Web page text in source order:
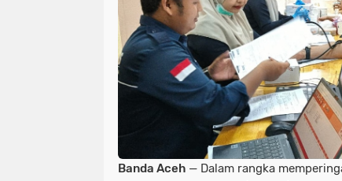
Banda Aceh — Dalam rangka